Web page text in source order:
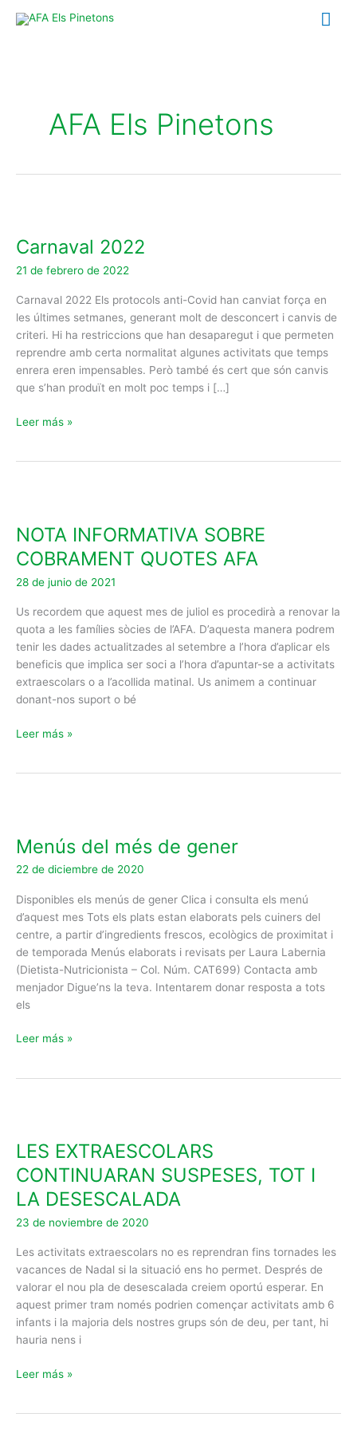
AFA Els Pinetons
Carnaval 2022
21 de febrero de 2022
Carnaval 2022 Els protocols anti-Covid han canviat força en
les últimes setmanes, generant molt de desconcert i canvis de
criteri. Hi ha restriccions que han desaparegut i que permeten
reprendre amb certa normalitat algunes activitats que temps
enrera eren impensables. Però també és cert que són canvis
que s’han produït en molt poc temps i […]
Leer más »
NOTA INFORMATIVA SOBRE
COBRAMENT QUOTES AFA
28 de junio de 2021
Us recordem que aquest mes de juliol es procedirà a renovar la
quota a les famílies sòcies de l’AFA. D’aquesta manera podrem
tenir les dades actualitzades al setembre a l’hora d’aplicar els
beneficis que implica ser soci a l’hora d’apuntar-se a activitats
extraescolars o a l’acollida matinal. Us animem a continuar
donant-nos suport o bé
SOBRE
COBRAMENT
QUOTES
AFA
Leer más »
Menús del més de gener
22 de diciembre de 2020
Disponibles els menús de gener Clica i consulta els menú
d’aquest mes Tots els plats estan elaborats pels cuiners del
centre, a partir d’ingredients frescos, ecològics de proximitat i
de temporada Menús elaborats i revisats per Laura Labernia
(Dietista-Nutricionista – Col. Núm. CAT699) Contacta amb
menjador Digue’ns la teva. Intentarem donar resposta a tots
els
més
Leer más »
LES EXTRAESCOLARS
CONTINUARAN SUSPESES, TOT I
LA DESESCALADA
23 de noviembre de 2020
Les activitats extraescolars no es reprendran fins tornades les
vacances de Nadal si la situació ens ho permet. Després de
valorar el nou pla de desescalada creiem oportú esperar. En
aquest primer tram només podrien començar activitats amb 6
infants i la majoria dels nostres grups són de deu, per tant, hi
hauria nens i
CONTINUARAN
SUSPESES,
TOT
LA
Leer más »